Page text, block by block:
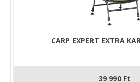
CARP EXPERT EXTRA
39 990 Ft